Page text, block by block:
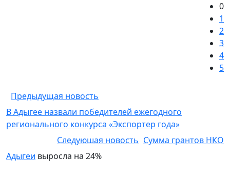
0
1
2
3
4
5
Предыдущая новость
В Адыгее назвали победителей ежегодного
регионального конкурса «Экспортер года»
Следуюшая новость Сумма грантов НКО
Адыгеи выросла на 24%